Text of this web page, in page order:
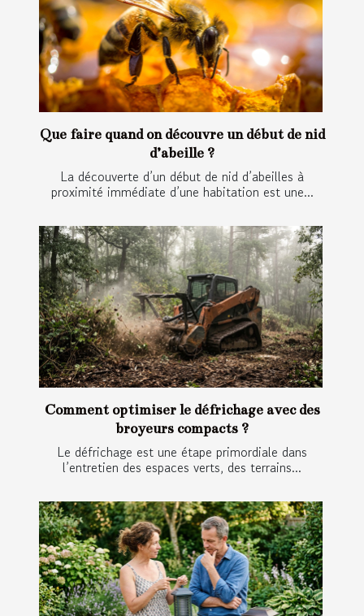
Que faire quand on découvre un début de nid
d’abeille ?
La découverte d’un début de nid d’abeilles à
proximité immédiate d’une habitation est une...
Comment optimiser le défrichage avec des
broyeurs compacts ?
Le défrichage est une étape primordiale dans
l’entretien des espaces verts, des terrains...